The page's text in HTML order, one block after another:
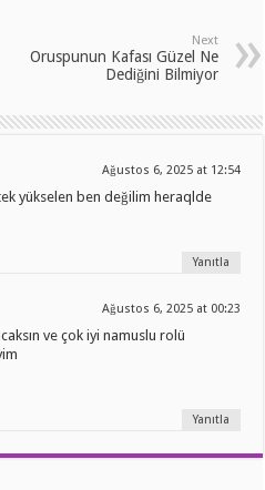
Next
Oruspunun Kafası Güzel Ne
Dediğini Bilmiyor
Ağustos 6, 2025 at 12:54
yükselen ben değilim heraqlde
Yanıtla
Ağustos 6, 2025 at 00:23
ve çok iyi namuslu rolü
Yanıtla